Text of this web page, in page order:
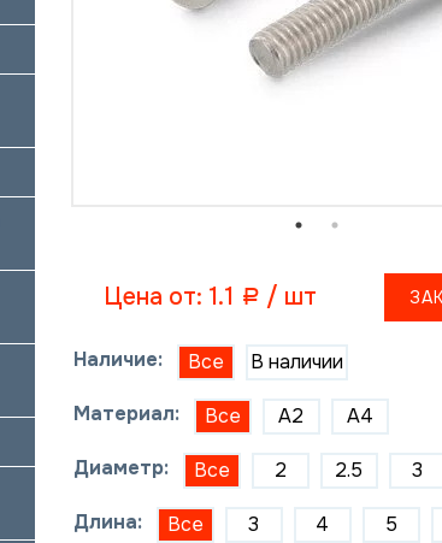
Цена от: 1.1 a / шт
Наличие: Все В наличии
Материал: Все A2 A4
Диаметр: Все 2 2.5 3
Длина: Все 3 4 5